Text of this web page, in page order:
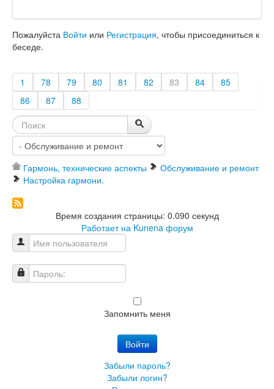
Пожалуйста Войти или Регистрация, чтобы присоединиться к
беседе.
1 78 79 80 81 82 83 84
85
86
87 88
Гармонь, технические аспекты
Обслуживание и ремонт
Настройка гармони.
Время создания страницы: 0.090 секунд
Работает на Kunena форум
Имя пользователя
Пароль:
Запомнить меня
Войти
Забыли пароль?
Забыли логин?